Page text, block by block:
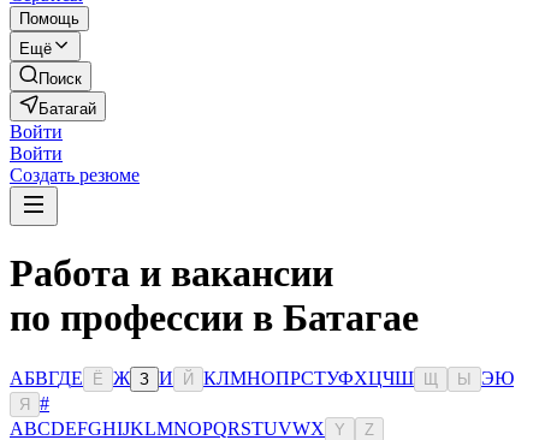
Помощь
Ещё
Поиск
Батагай
Войти
Войти
Создать резюме
Работа и вакансии
по профессии в Батагае
АБВГДЕ Ё Ж З И Й КЛМНОПРСТУФХЦЧШ Ы ЭЮ
Я
#
ABCDEFGHIJKLMNOPQRSTUVWX Y Z